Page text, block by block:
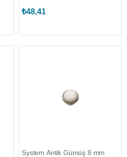
₺48,41
System Antik Gümüş 8 mm